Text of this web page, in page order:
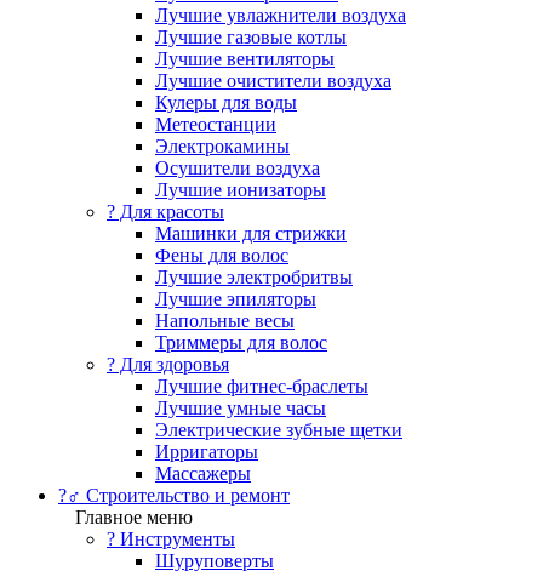
Лучшие увлажнители воздуха
Лучшие газовые котлы
Лучшие вентиляторы
Лучшие очистители воздуха
Кулеры для воды
Метеостанции
Электрокамины
Осушители воздуха
Лучшие ионизаторы
? Для красоты
Машинки для стрижки
Фены для волос
Лучшие электробритвы
Лучшие эпиляторы
Напольные весы
Триммеры для волос
? Для здоровья
Лучшие фитнес-браслеты
Лучшие умные часы
Электрические зубные щетки
Ирригаторы
Массажеры
?‍♂️ Строительство и ремонт
Главное меню
?️ Инструменты
Шуруповерты